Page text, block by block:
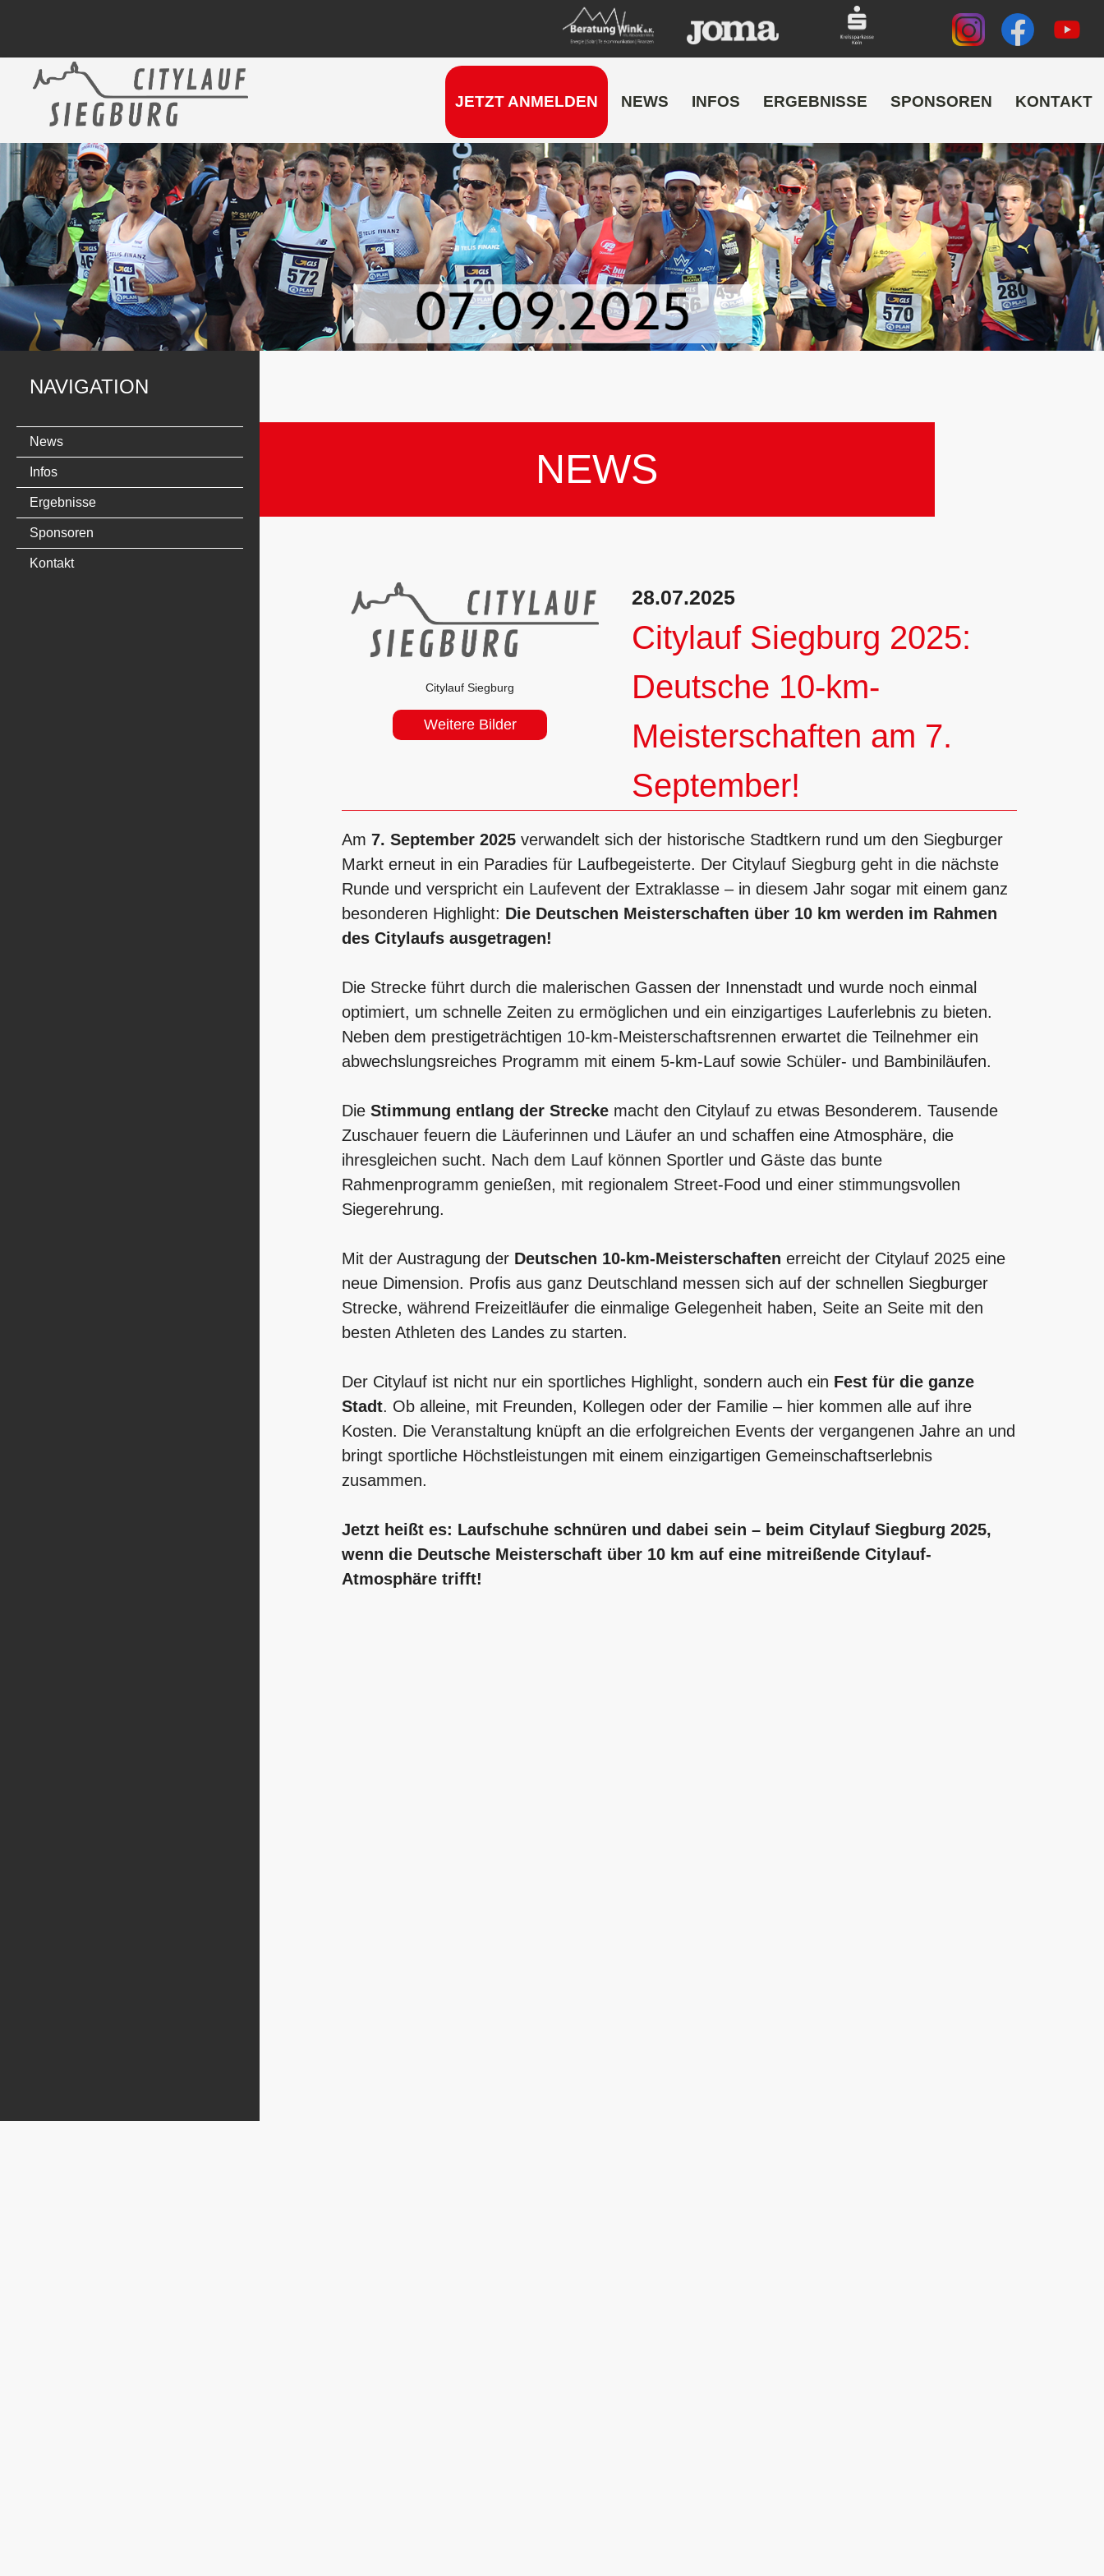
KONTAKT
SPONSOREN
ERGEBNISSE
INFOS
NEWS
JETZT ANMELDEN
NAVIGATION
News
Infos
Ergebnisse
Sponsoren
Kontakt
NEWS
Citylauf Siegburg
Weitere Bilder
28.07.2025
Citylauf Siegburg 2025:
Deutsche 10-km-
Meisterschaften am 7.
September!
Am 7. September 2025verwandelt sich der historische Stadtkern rund um den Siegburger
Markt erneut in ein Paradies für Laufbegeisterte. Der Citylauf Siegburg geht in die nächste
Runde und verspricht ein Laufevent der Extraklasse – in diesem Jahr sogar mit einem ganz
besonderen Highlight: Die Deutschen Meisterschaften über 10 km werden im Rahmen
des Citylaufs ausgetragen!
Die Strecke führt durch die malerischen Gassen der Innenstadt und wurde noch einmal
optimiert, um schnelle Zeiten zu ermöglichen und ein einzigartiges Lauferlebnis zu bieten.
Neben dem prestigeträchtigen 10-km-Meisterschaftsrennen erwartet die Teilnehmer ein
abwechslungsreiches Programm mit einem 5-km-Lauf sowie Schüler- und Bambiniläufen.
Die Stimmung entlang der Strecke macht den Citylauf zu etwas Besonderem. Tausende
Zuschauer feuern die Läuferinnen und Läufer an und schaffen eine Atmosphäre, die
ihresgleichen sucht. Nach dem Lauf können Sportler und Gäste das bunte
Rahmenprogramm genießen, mit regionalem Street-Food und einer stimmungsvollen
Siegerehrung.
Mit der Austragung der Deutschen 10-km-Meisterschaften erreicht der Citylauf 2025 eine
neue Dimension. Profis aus ganz Deutschland messen sich auf der schnellen Siegburger
Strecke, während Freizeitläufer die einmalige Gelegenheit haben, Seite an Seite mit den
besten Athleten des Landes zu starten.
Der Citylauf ist nicht nur ein sportliches Highlight, sondern auch ein Fest für die ganze
Stadt. Ob alleine, mit Freunden, Kollegen oder der Familie – hier kommen alle auf ihre
Kosten. Die Veranstaltung knüpft an die erfolgreichen Events der vergangenen Jahre an und
bringt sportliche Höchstleistungen mit einem einzigartigen Gemeinschaftserlebnis
zusammen.
Jetzt heißt es: Laufschuhe schnüren und dabei sein – beim Citylauf Siegburg 2025,
wenn die Deutsche Meisterschaft über 10 km auf eine mitreißende Citylauf-
Atmosphäre trifft!